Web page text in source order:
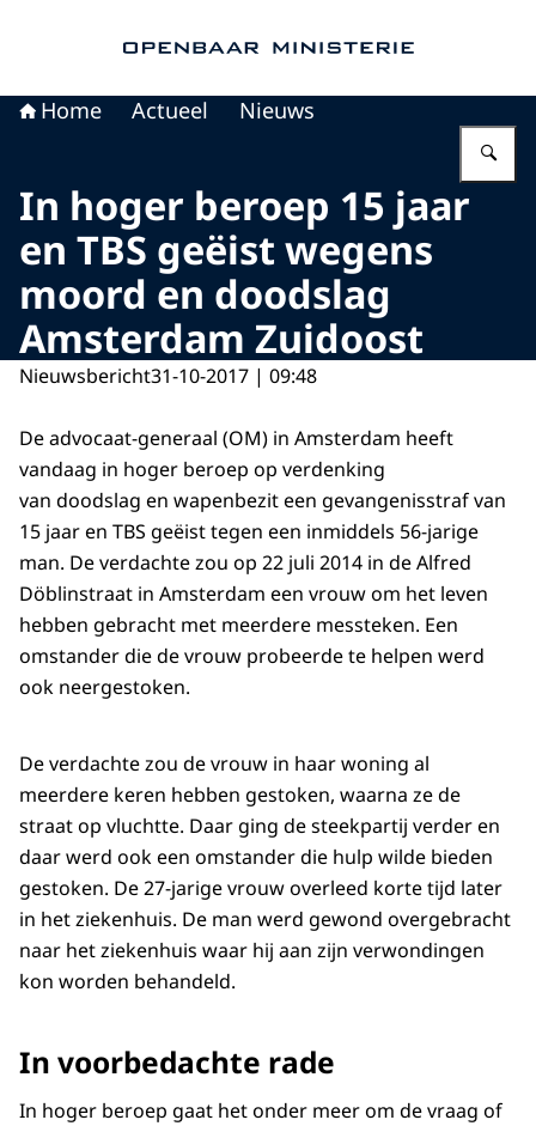
Home Actueel Nieuws
In hoger beroep 15 jaar
en TBS geëist wegens
moord en doodslag
Amsterdam Zuidoost
Nieuwsbericht31-10-2017 | 09:48
De advocaat-generaal (OM) in Amsterdam heeft
vandaag in hoger beroep op verdenking
van doodslag en wapenbezit een gevangenisstraf van
15 jaar en TBS geëist tegen een inmiddels 56-jarige
man. De verdachte zou op 22 juli 2014 in de Alfred
Döblinstraat in Amsterdam een vrouw om het leven
hebben gebracht met meerdere messteken. Een
omstander die de vrouw probeerde te helpen werd
ook neergestoken.
De verdachte zou de vrouw in haar woning al
meerdere keren hebben gestoken, waarna ze de
straat op vluchtte. Daar ging de steekpartij verder en
daar werd ook een omstander die hulp wilde bieden
gestoken. De 27-jarige vrouw overleed korte tijd later
in het ziekenhuis. De man werd gewond overgebracht
naar het ziekenhuis waar hij aan zijn verwondingen
kon worden behandeld.
In voorbedachte rade
In hoger beroep gaat het onder meer om de vraag of